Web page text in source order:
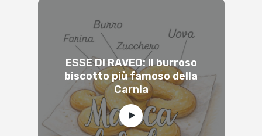
ESSE DI RAVEO: il burroso
biscotto più famoso della
Carnia